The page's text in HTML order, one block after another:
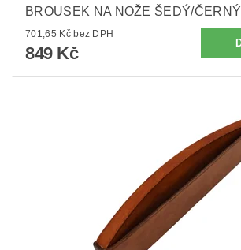
BROUSEK NA NOŽE ŠEDÝ/ČERNÝ
701,65 Kč bez DPH
849 Kč